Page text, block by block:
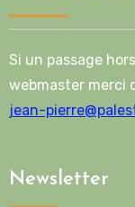
Si un passage
webmaster merci
jean-
Newsletter